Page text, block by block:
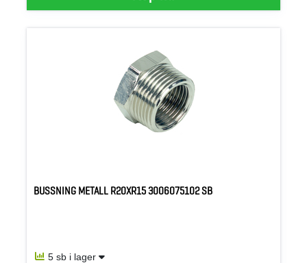
BUSSNING METALL R20XR15 3006075102 SB
5 sb i lager